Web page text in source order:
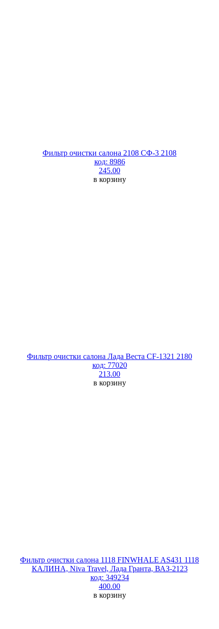
Фильтр очистки салона 2108 СФ-3 2108
код: 8986
245.00
в корзину
Фильтр очистки салона Лада Веста СF-1321 2180
код: 77020
213.00
в корзину
Фильтр очистки салона 1118 FINWHALE AS431 1118
КАЛИНА, Niva Travel, Лада Гранта, ВАЗ-2123
код: 349234
400.00
в корзину